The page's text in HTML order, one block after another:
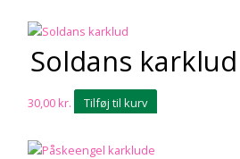
Soldans karklud
30,00 kr. Tilføj til kurv